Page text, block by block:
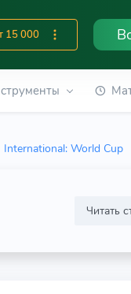
15 000
International: World Cup
Читать